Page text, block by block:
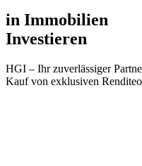
in Immobilien
Investieren
HGI – Ihr zuverlässiger
Kauf von exklusiven